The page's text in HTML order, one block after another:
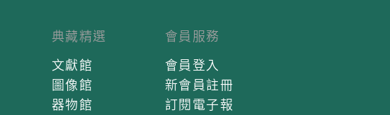
典藏精選
文獻館
圖像館
器物館
會員服務
會員登入
新會員註冊
訂閱電子報